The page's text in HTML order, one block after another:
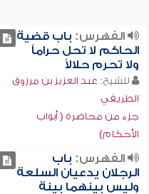
الفهرس: باب قضية
الحاكم لا تحل حراماً
ولا تحرم حلالاً
للشيخ: عبد العزيز بن مرزوق
الطريفي
جزء من محاضرة ( أبواب
الأحكام)
الفهرس: باب
الرجلان يدعيان السلعة
وليس بينهما بينة